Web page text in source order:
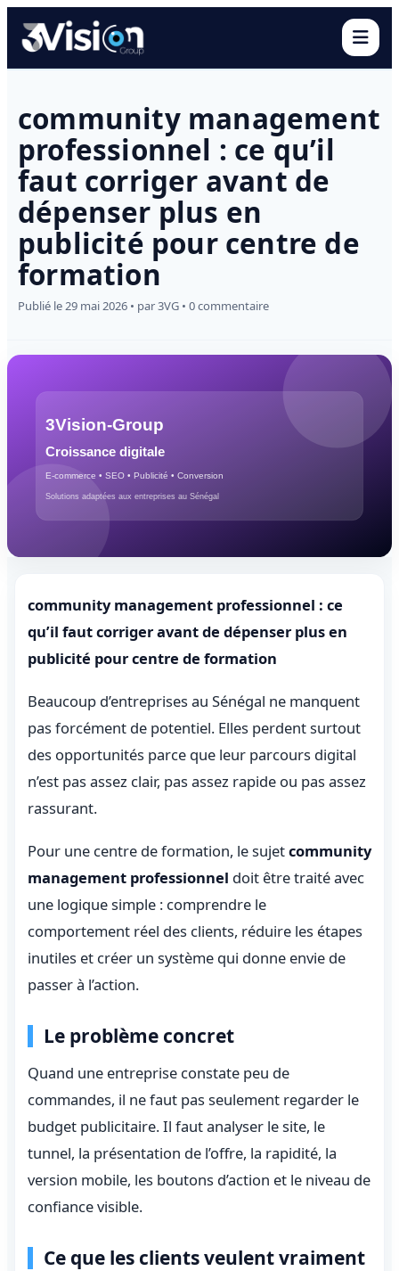
community management
professionnel : ce qu’il
faut corriger avant de
dépenser plus en
publicité pour centre de
formation
Publié le 29 mai 2026 • par 3VG • 0 commentaire
community management professionnel : ce
qu’il faut corriger avant de dépenser plus en
publicité pour centre de formation
Beaucoup d’entreprises au Sénégal ne manquent
pas forcément de potentiel. Elles perdent surtout
des opportunités parce que leur parcours digital
n’est pas assez clair, pas assez rapide ou pas assez
rassurant.
Pour une centre de formation, le sujetcommunity
management professionnel doit être traité avec
une logique simple : comprendre le
comportement réel des clients, réduire les étapes
inutiles et créer un système qui donne envie de
passer à l’action.
Le problème concret
Quand une entreprise constate peu de
commandes, il ne faut pas seulement regarder le
budget publicitaire. Il faut analyser le site, le
tunnel, la présentation de l’offre, la rapidité, la
version mobile, les boutons d’action et le niveau de
confiance visible.
Ce que les clients veulent vraiment